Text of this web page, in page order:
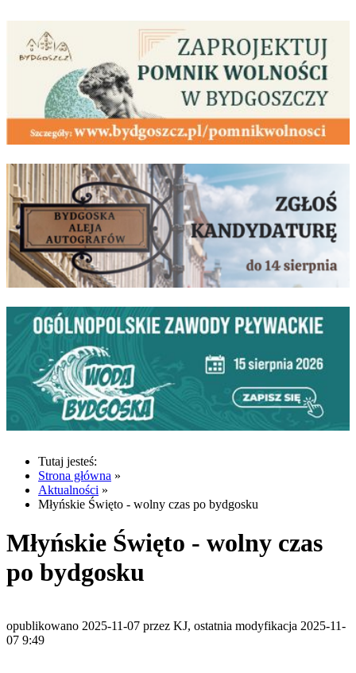
Tutaj jesteś:
Strona główna »
Aktualności »
Młyńskie Święto - wolny czas po bydgosku
Młyńskie Święto - wolny czas
po bydgosku
opublikowano 2025-11-07 przez KJ, ostatnia modyfikacja 2025-11-
07 9:49